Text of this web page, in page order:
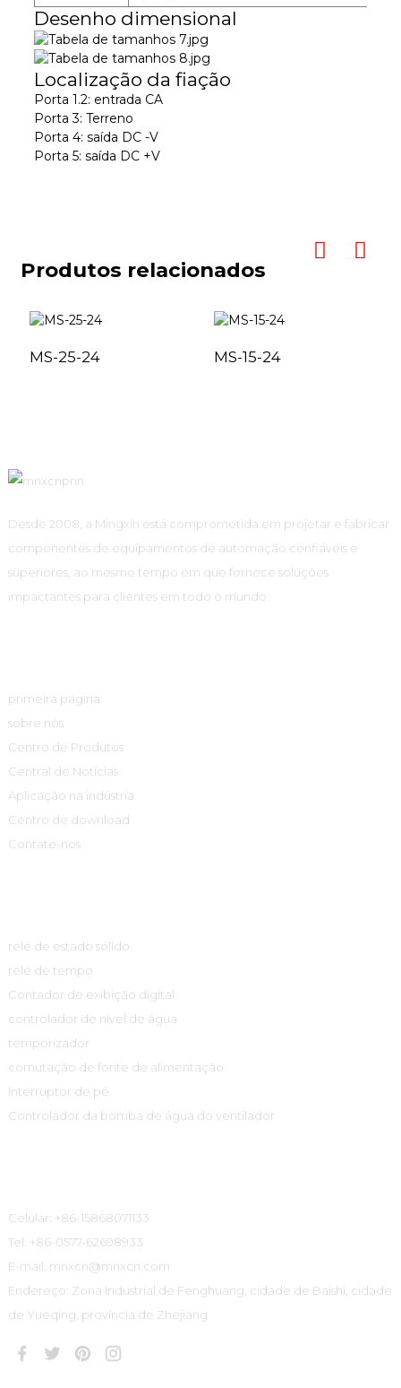
Desenho dimensional
Localização da fiação
Porta 1.2: entrada CA
Porta 3: Terreno
Porta 4: saída DC -V
Porta 5: saída DC +V
Produtos relacionados
MS-25-24 MS-15-24
Desde 2008, a Mingxin está comprometida em projetar e fabricar
componentes de equipamentos de automação confiáveis ​​e
superiores, ao mesmo tempo em que fornece soluções
impactantes para clientes em todo o mundo.
primeira página
sobre nós
Centro de Produtos
Central de Notícias
Aplicação na indústria
Centro de download
Contate-nos
relé de estado sólido
relé de tempo
Contador de exibição digital
controlador de nível de água
temporizador
comutação de fonte de alimentação
Interruptor de pé
Controlador da bomba de água do ventilador
Celular: +86-15868071133
Tel: +86-0577-62698933
E-mail: mnxcn@mnxcn.com
Endereço: Zona Industrial de Fenghuang, cidade de Baishi, cidade
de Yueqing, província de Zhejiang